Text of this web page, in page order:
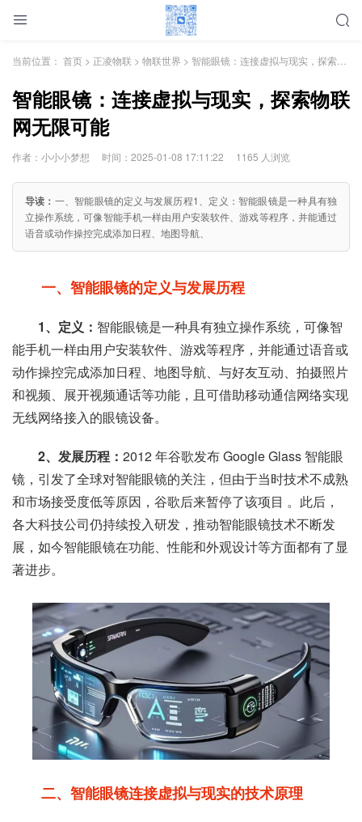
当前位置： 首页 > 正凌物联 > 物联世界 > 智能眼镜：连接虚拟与现实，探索物联网无限可能
智能眼镜：连接虚拟与现实，探索物联
网无限可能
作者：小小小梦想 时间：2025-01-08 17:11:22 1165 人浏览
导读： 一、智能眼镜的定义与发展历程1、定义：智能眼镜是一种具有独
立操作系统，可像智能手机一样由用户安装软件、游戏等程序，并能通过
语音或动作操控完成添加日程、地图导航、
一、智能眼镜的定义与发展历程
1、定义： 智能眼镜是一种具有独立操作系统，可像智
能手机一样由用户安装软件、游戏等程序，并能通过语音或
动作操控完成添加日程、地图导航、与好友互动、拍摄照片
和视频、展开视频通话等功能，且可借助移动通信网络实现
无线网络接入的眼镜设备。
2、发展历程： 2012 年谷歌发布 Google Glass 智能眼
镜，引发了全球对智能眼镜的关注，但由于当时技术不成熟
和市场接受度低等原因，谷歌后来暂停了该项目 。此后，
各大科技公司仍持续投入研发，推动智能眼镜技术不断发
展，如今智能眼镜在功能、性能和外观设计等方面都有了显
著进步。
二、智能眼镜连接虚拟与现实的技术原理